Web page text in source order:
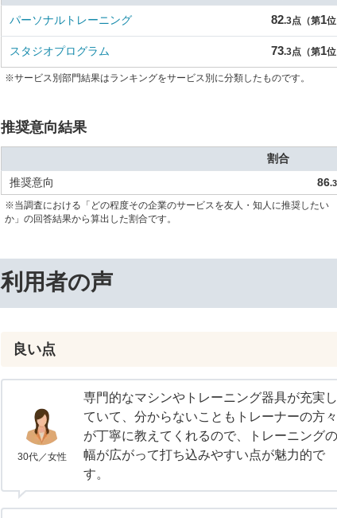
パーソナルトレーニング 82.3点（第1位
スタジオプログラム 73.3点（第1位
※サービス別部門結果はランキングをサービス別に分類したものです。
推奨意向結果
割合
推奨意向
86
※当調査における「どの程度その企業のサービスを友人・知人に推奨したい
か」の回答結果から算出した割合です。
利用者の声
良い点
30代／女性
専門的なマシンやトレーニング器具が充実し
ていて、分からないこともトレーナーの方々
が丁寧に教えてくれるので、トレーニングの
幅が広がって打ち込みやすい点が魅力的で
す。